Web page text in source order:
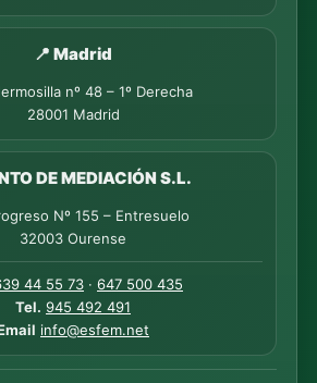
📍 Madrid
nº 48 – 1º Derecha
28001 Madrid
DE MEDIACIÓN S.L.
Nº 155 – Entresuelo
32003 Ourense
44 55 73 · 647 500 435
Tel. 945 492 491
info@esfem.net